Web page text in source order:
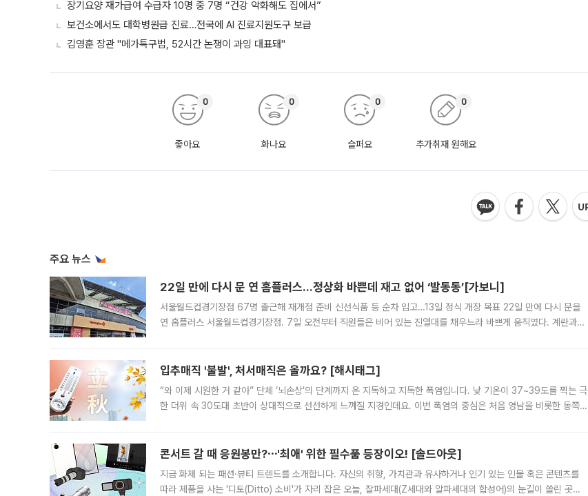
장기요양 재가급여 수급자 10명 중 7명 “건강 악화해도 집에서”
보건소에서도 대학병원급 진료…전국에 AI 진료지원도구 보급
김영훈 장관 "메가특구법, 52시간 논쟁이 과잉 대표돼"
좋아요
0
화나요
0
슬퍼요
0
추가취재 원해요
0
주요 뉴스
22일 만에 다시 문 연 홈플러스…정상화 바쁜데 재고 없어 ‘발동동’[가보니]
서울월드컵경기장점 67명 출근해 재개점 준비 신선식품 등 순차 입고…13일 정식 개장 목표 22일 만에 다시 문을
연 홈플러스 서울월드컵경기장점. 7일 오전부터 직원들은 비어 있는 진열대를 채우느라 바쁘게 움직였다. 계란과
입추매직 '불발', 처서매직은 올까요? [해시태그]
“와 이제 시원한 거 같아” 단체 ‘뇌손상’의 단계까지 온 지독하고 지독한 폭염입니다. 낮 기온이 37~39도를 찍는 극
한 더위 속 30도대 초반이 상대적으로 선선하게 느껴질 지경인데요. 이번 폭염의 중심은 처음 영남을 비롯한 동쪽
콘서트 갈 때 응원봉만?⋯'최애' 위한 필수품 등장이오! [솔드아웃]
지금 화제 되는 패션·뷰티 트렌드를 소개합니다. 자신의 취향, 가치관과 유사하거나 인기 있는 인물 혹은 콘텐츠를
따라 제품을 사는 '디토(Ditto) 소비'가 자리 잡은 오늘, 잘파세대(Z세대와 알파세대의 합성어)의 눈길이 쏠린 곳은